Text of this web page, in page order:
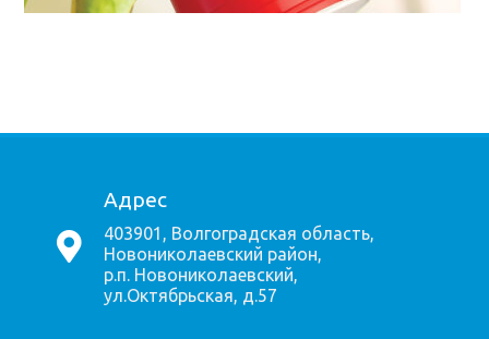
Адрес
403901, Волгоградская область,
Новониколаевский район,
р.п. Новониколаевский,
ул.Октябрьская, д.57